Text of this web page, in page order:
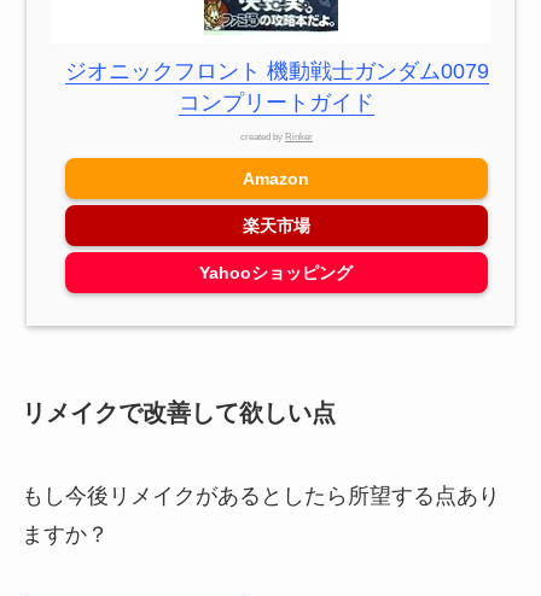
ジオニックフロント 機動戦士ガンダム0079
コンプリートガイド
created by Rinker
Amazon
楽天市場
Yahooショッピング
リメイクで改善して欲しい点
もし今後リメイクがあるとしたら所望する点あり
ますか？